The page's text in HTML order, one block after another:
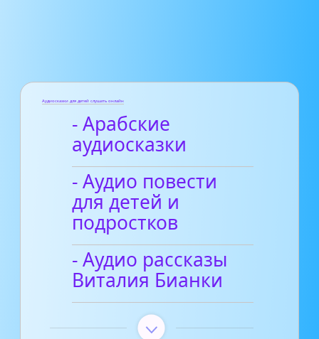
Аудиосказки для детей слушать онлайн
- Арабские
аудиосказки
- Аудио повести
для детей и
подростков
- Аудио рассказы
Виталия Бианки